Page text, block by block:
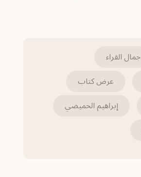
جمال القراء
عرض كتاب
إبراهيم الحميضي